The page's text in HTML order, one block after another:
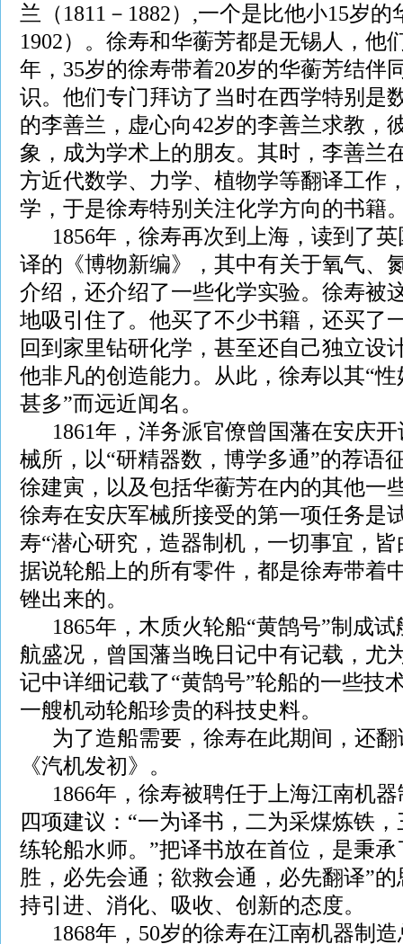
兰（1811－1882）,一个是比他小15岁的
1902）。徐寿和华蘅芳都是无锡人，他
年，35岁的徐寿带着20岁的华蘅芳结伴
识。他们专门拜访了当时在西学特别是
的李善兰，虚心向42岁的李善兰求教，
象，成为学术上的朋友。其时，李善兰
方近代数学、力学、植物学等翻译工作
学，于是徐寿特别关注化学方向的书籍
1856年，徐寿再次到上海，读到了英
译的《博物新编》，其中有关于氧气、
介绍，还介绍了一些化学实验。徐寿被
地吸引住了。他买了不少书籍，还买了
回到家里钻研化学，甚至还自己独立设
他非凡的创造能力。从此，徐寿以其“
甚多”而远近闻名。
1861年，洋务派官僚曾国藩在安庆开
械所，以“研精器数，博学多通”的荐语
徐建寅，以及包括华蘅芳在内的其他一
徐寿在安庆军械所接受的第一项任务是
寿“潜心研究，造器制机，一切事宜，
据说轮船上的所有零件，都是徐寿带着
锉出来的。
1865年，木质火轮船“黄鹄号”制成试
航盛况，曾国藩当晚日记中有记载，尤
记中详细记载了“黄鹄号”轮船的一些技
一艘机动轮船珍贵的科技史料。
为了造船需要，徐寿在此期间，还翻
《汽机发初》。
1866年，徐寿被聘任于上海江南机器
四项建议：“一为译书，二为采煤炼铁
练轮船水师。”把译书放在首位，是秉
胜，必先会通；欲救会通，必先翻译”
持引进、消化、吸收、创新的态度。
1868年，50岁的徐寿在江南机器制造